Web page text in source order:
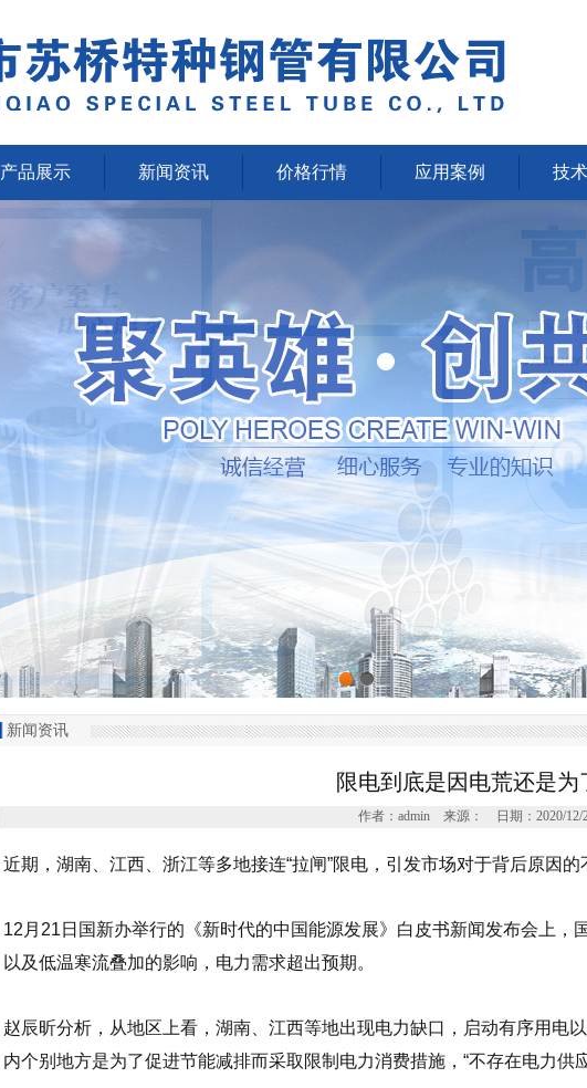
产品展示 新闻资讯 价格行情 应用案例 技
新闻资讯
限电到底是因电荒还是为
作者：admin 来源： 日期：2020/12/
近期，湖南、江西、浙江等多地接连“拉闸”限电，引发市场对于背后原因的
12月21日国新办举行的《新时代的中国能源发展》白皮书新闻发布会上，
以及低温寒流叠加的影响，电力需求超出预期。
赵辰昕分析，从地区上看，湖南、江西等地出现电力缺口，启动有序用电
内个别地方是为了促进节能减排而采取限制电力消费措施，“不存在电力供